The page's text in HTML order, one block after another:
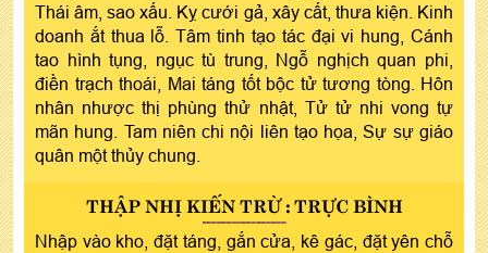
Thái âm, sao xấu. Kỵ cưới gả, xây cất, thưa kiện. Kinh
doanh ắt thua lỗ. Tâm tinh tạo tác đại vi hung, Cánh
tao hình tụng, ngục tù trung, Ngỗ nghịch quan phi,
điền trạch thoái, Mai táng tốt bộc tử tương tòng. Hôn
nhân nhược thị phùng thử nhật, Tử tử nhi vong tự
mãn hung. Tam niên chi nội liên tạo họa, Sự sự giáo
quân một thủy chung.
THẬP NHỊ KIẾN TRỪ : TRỰC BÌNH
Nhập vào kho, đặt táng, gắn cửa, kê gác, đặt yên chỗ